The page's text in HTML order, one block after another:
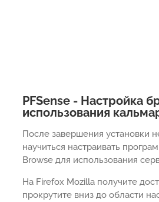
PFSense - Настройка
использования
После завершения установки
научиться настраивать
Browse для использования
На Firefox Mozilla получите
прокрутите вниз до области